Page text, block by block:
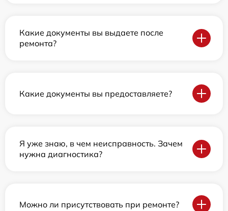
Какие документы вы выдаете после
ремонта?
Какие документы вы предоставляете?
Я уже знаю, в чем неисправность. Зачем
нужна диагностика?
Можно ли присутствовать при ремонте?